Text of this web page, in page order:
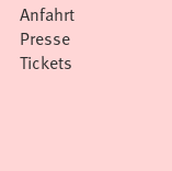
Anfahrt
Presse
Tickets